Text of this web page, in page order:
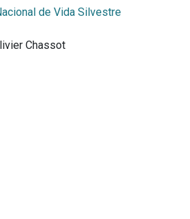
de Vida Silvestre
Chassot